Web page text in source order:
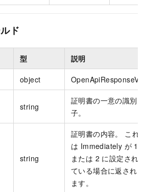
ド
型 説明
object OpenApiResponseV1
string
証明書の一意の識別
子。
string
証明書の内容。 これ
は Immediately が 1
または 2 に設定され
ている場合に返され
ます。